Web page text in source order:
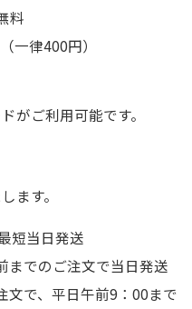
料
一律400円）
がご利用可能です。
ます。
短当日発送
までのご注文で当日発送
文で、平日午前9：00まで